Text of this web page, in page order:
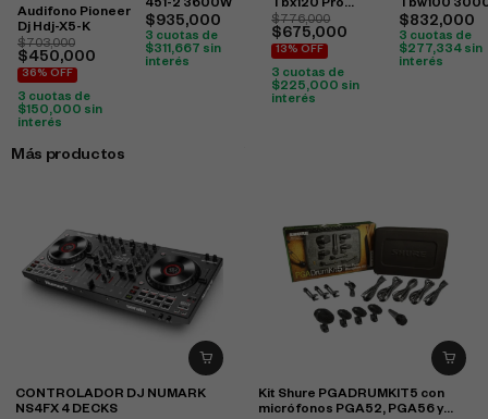
Audifono Pioneer
Dj Hdj-X5-K
$703,000
$450,000
36% OFF
3 cuotas de
$150,000 sin
interés
451-2 3600W
$935,000
3 cuotas de
$311,667 sin
interés
Tbx120 Pro
2400W
$776,000
$675,000
13% OFF
3 cuotas de
$225,000 sin
interés
Tbw100
$832,000
3 cuotas de
$277,334sin
interés
Más productos
CONTROLADOR DJ NUMARK
NS4FX 4 DECKS
Kit Shure PGADRUMKIT5 con
micrófonos PGA52, PGA56 y